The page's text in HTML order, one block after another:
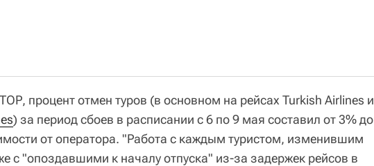
процент отмен туров (в основном на рейсах Turkish Airlines и
) за период сбоев в расписании с 6 по 9 мая составил от 3% до
от оператора. "Работа с каждым туристом, изменившим
с "опоздавшими к началу отпуска" из-за задержек рейсов в